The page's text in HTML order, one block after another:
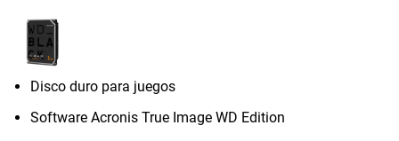
Disco duro para juegos
Software Acronis True Image WD Edition